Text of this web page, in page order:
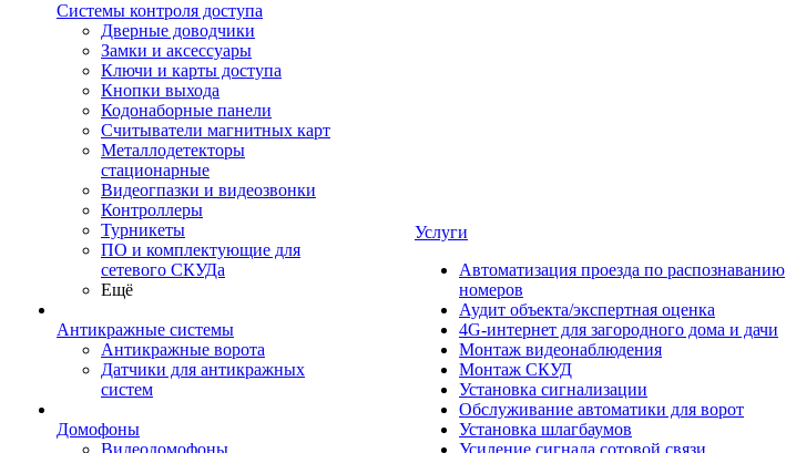
Системы контроля доступа
Дверные доводчики
Замки и аксессуары
Ключи и карты доступа
Кнопки выхода
Кодонаборные панели
Считыватели магнитных карт
Металлодетекторы
стационарные
Видеогпазки и видеозвонки
Контроллеры
Турникеты
ПО и комплектующие для
сетевого СКУДа
Ещё
Антикражные системы
Антикражные ворота
Датчики для антикражных
систем
Домофоны
Видеодомофоны
Услуги
Автоматизация проезда по распознаванию
номеров
Аудит объекта/экспертная оценка
4G-интернет для загородного дома и дачи
Монтаж видеонаблюдения
Монтаж СКУД
Установка сигнализации
Обслуживание автоматики для ворот
Установка шлагбаумов
Усиление сигнала сотовой связи